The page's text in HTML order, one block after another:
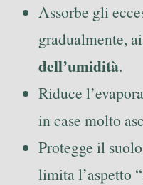
Assorbe gli
gradualmente,
dell’umidità.
Riduce
in case molto
Protegge il
limita l’aspetto